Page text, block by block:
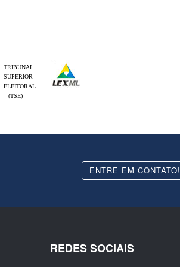
TRIBUNAL
SUPERIOR
ELEITORAL
(TSE)
ENTRE EM CONTATO!
REDES SOCIAIS